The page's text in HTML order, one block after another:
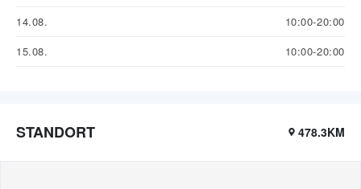
14.08.
10:00-20:00
15.08.
10:00-20:00
STANDORT 478.3KM